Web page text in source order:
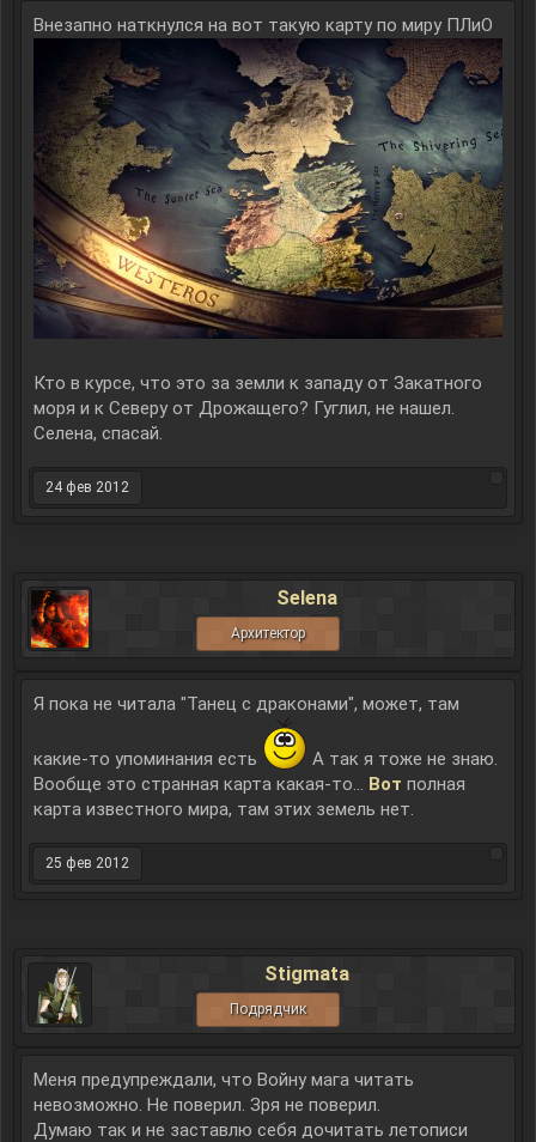
Внезапно наткнулся на вот такую карту по миру ПЛиО
Кто в курсе, что это за земли к западу от Закатного
моря и к Северу от Дрожащего? Гуглил, не нашел.
Селена, спасай.
24 фев 2012
Selena
Архитектор
Я пока не читала "Танец с драконами", может, там
какие-то упоминания есть
А так я тоже не знаю.
Вообще это странная карта какая-то... Вот полная
карта известного мира, там этих земель нет.
25 фев 2012
Stigmata
Подрядчик
Меня предупреждали, что Войну мага читать
невозможно. Не поверил. Зря не поверил.
Думаю так и не заставлю себя дочитать летописи